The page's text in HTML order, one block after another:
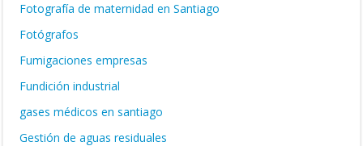
Fotografía de maternidad en Santiago
Fotógrafos
Fumigaciones empresas
Fundición industrial
gases médicos en santiago
Gestión de aguas residuales